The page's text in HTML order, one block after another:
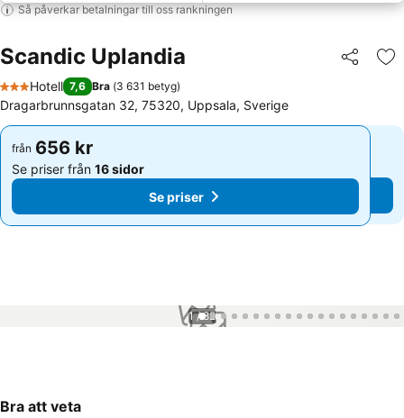
Så påverkar betalningar till oss rankningen
Scandic Uplandia Dela
3 Stjärnor
Hotell 7,6 Bra (3 631 betyg)
Dragarbrunnsgatan 32, 75320, Uppsala, Sverige
från 656 kr
Se priser från 16 sidor
Se priser
från 656 kr
Se priser från 16 sidor
Se priser
1 / 82
Bra att veta